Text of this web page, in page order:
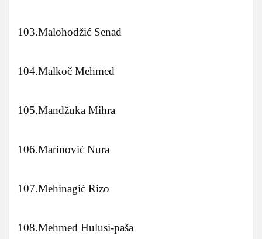
103.Malohodžić Senad
104.Malkoč Mehmed
105.Mandžuka Mihra
106.Marinović Nura
107.Mehinagić Rizo
108.Mehmed Hulusi-paša